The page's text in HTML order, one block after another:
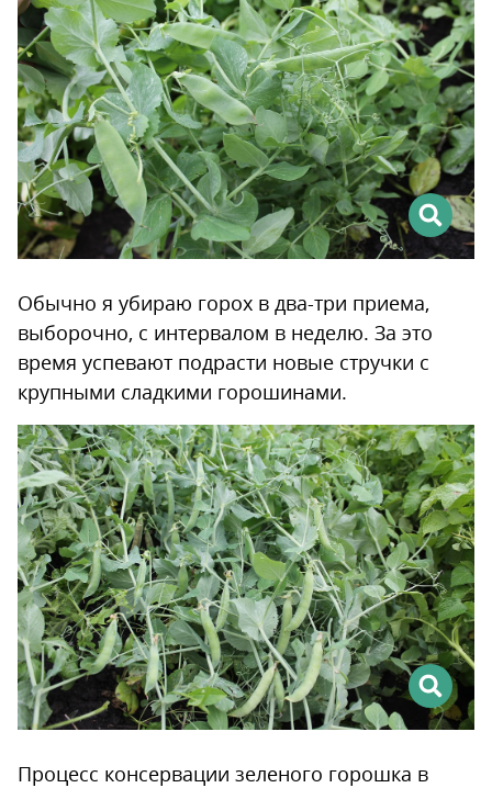
Обычно я убираю горох в два-три приема,
выборочно, с интервалом в неделю. За это
время успевают подрасти новые стручки с
крупными сладкими горошинами.
Процесс консервации зеленого горошка в